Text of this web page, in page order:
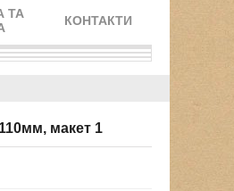
ТА
КОНТАКТИ
макет 1